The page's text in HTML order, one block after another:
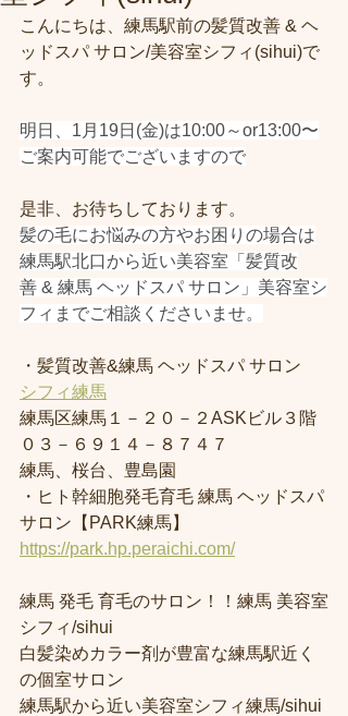
こんにちは、練馬駅前の髪質改善 & ヘ
ッドスパ サロン/美容室シフィ(sihui)で
す。
明日、1月19日(金)は10:00～or13:00〜
ご案内可能でございますので
是非、お待ちしております。
髪の毛にお悩みの方やお困りの場合は
練馬駅北口から近い美容室「髪質改
善 & 練馬 ヘッドスパ サロン」美容室シ
フィまでご相談くださいませ。
・髪質改善&練馬 ヘッドスパ サロン
シフィ練馬
練馬区練馬１－２０－２ASKビル３階
０３－６９１４－８７４７
練馬、桜台、豊島園
・ヒト幹細胞発毛育毛 練馬 ヘッドスパ
サロン【PARK練馬】
https://park.hp.peraichi.com/
練馬 発毛 育毛のサロン！！練馬 美容室
シフィ/sihui
白髪染めカラー剤が豊富な練馬駅近く
の個室サロン
練馬駅から近い美容室シフィ練馬/sihui